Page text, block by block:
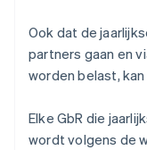
Ook dat de
partners gaan en
worden belast,
Elke GbR die
wordt volgens de